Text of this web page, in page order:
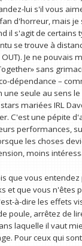
lui s'il vous
d'horreur, mais je
il s'agit de certains
se trouve à
Je ne pouvais
sans
dépendance –
seule au sens
mariées IRL
C'est une pépite
performances,
les choses
moins
que vous
et que vous n'êtes
à-dire les effets
poule, arrêtez de
laquelle il vaut
Pour ceux qui